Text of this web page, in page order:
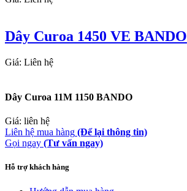
Dây Curoa 1450 VE BANDO
Giá: Liên hệ
Dây Curoa 11M 1150 BANDO
Giá: liên hệ
Liên hệ mua hàng (Để lại thông tin)
Gọi ngay (Tư vấn ngay)
Hỗ trợ khách hàng